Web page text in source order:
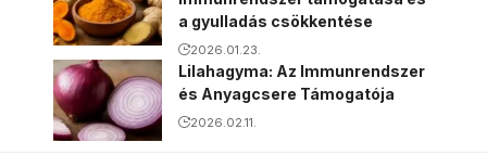
a gyulladás csökkentése
2026.01.23.
Lilahagyma: Az Immunrendszer
és Anyagcsere Támogatója
2026.02.11.